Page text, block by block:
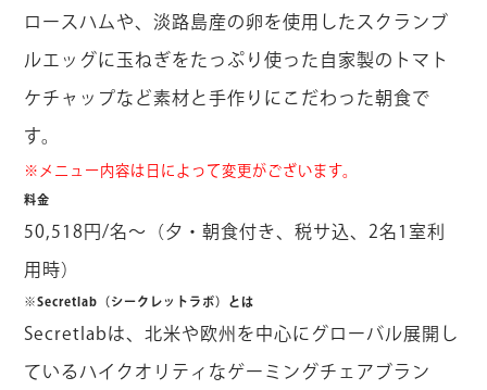
ロースハムや、淡路島産の卵を使用したスクランブ
ルエッグに玉ねぎをたっぷり使った自家製のトマト
ケチャップなど素材と手作りにこだわった朝食で
す。
※メニュー内容は日によって変更がございます。
料金
50,518円/名～（夕・朝食付き、税サ込、2名1室利
用時）
※Secretlab（シークレットラボ）とは
Secretlabは、北米や欧州を中心にグローバル展開し
ているハイクオリティなゲーミングチェアブラン